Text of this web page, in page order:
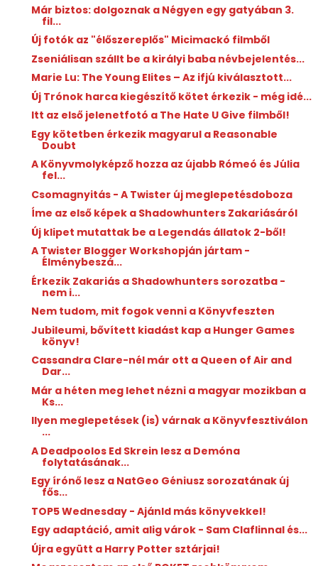
Már biztos: dolgoznak a Négyen egy gatyában 3.
fil...
Új fotók az "élőszereplős" Micimackó filmből
Zseniálisan szállt be a királyi baba névbejelentés...
Marie Lu: The ​Young Elites – Az ifjú kiválasztott...
Új Trónok harca kiegészítő kötet érkezik - még idé...
Itt az első jelenetfotó a The Hate U Give filmből!
Egy kötetben érkezik magyarul a Reasonable
Doubt
A Könyvmolyképző hozza az újabb Rómeó és Júlia
fel...
Csomagnyitás - A Twister új meglepetésdoboza
Íme az első képek a Shadowhunters Zakariásáról
Új klipet mutattak be a Legendás állatok 2-ből!
A Twister Blogger Workshopján jártam -
Élménybeszá...
Érkezik Zakariás a Shadowhunters sorozatba -
nem i...
Nem tudom, mit fogok venni a Könyvfeszten
Jubileumi, bővített kiadást kap a Hunger Games
könyv!
Cassandra Clare-nél már ott a Queen of Air and
Dar...
Már a héten meg lehet nézni a magyar mozikban a
Ks...
Ilyen meglepetések (is) várnak a Könyvfesztiválon
...
A Deadpoolos Ed Skrein lesz a Demóna
folytatásának...
Egy írónő lesz a NatGeo Géniusz sorozatának új
fős...
TOP5 Wednesday - Ajánld más könyvekkel!
Egy adaptáció, amit alig várok - Sam Claflinnal és...
Újra együtt a Harry Potter sztárjai!